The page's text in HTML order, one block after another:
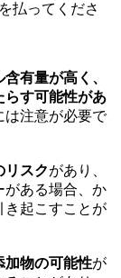
払ってくださ
有量が高く、
らす可能性があ
は注意が必要で
リスクがあり、
がある場合、か
き起こすことが
加物の可能性が